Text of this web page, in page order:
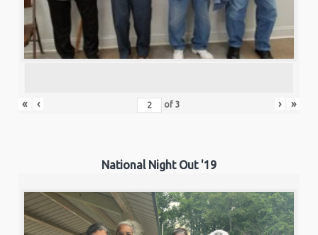
« ‹ of3 › »
National Night Out '19